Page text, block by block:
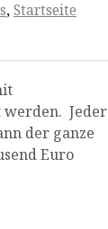
,Startseite
werden. Jeder
der ganze
Euro